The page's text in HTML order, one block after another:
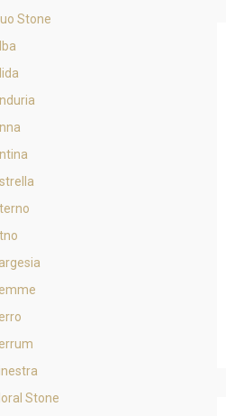
Stone
Stone